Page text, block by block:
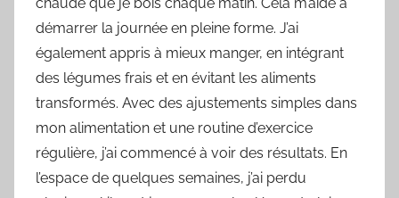
démarrer la journée en pleine forme. J’ai
également appris à mieux manger, en intégrant
des légumes frais et en évitant les aliments
transformés. Avec des ajustements simples dans
mon alimentation et une routine d’exercice
régulière, j’ai commencé à voir des résultats. En
l’espace de quelques semaines, j’ai perdu